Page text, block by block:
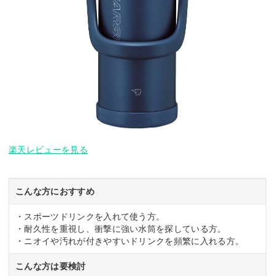
楽天レビューを見る
こんな方におすすめ
・スポーツドリンクを入れて使う方。
・耐久性を重視し、衝撃に強い水筒を探している方。
・ニオイや汚れが付きやすいドリンクを頻繁に入れる方。
こんな方は要検討